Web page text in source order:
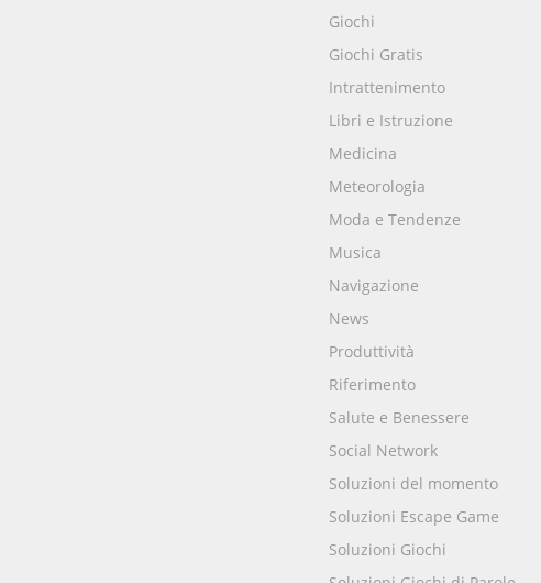
Giochi
Giochi Gratis
Intrattenimento
Libri e Istruzione
Medicina
Meteorologia
Moda e Tendenze
Musica
Navigazione
News
Produttività
Riferimento
Salute e Benessere
Social Network
Soluzioni del momento
Soluzioni Escape Game
Soluzioni Giochi